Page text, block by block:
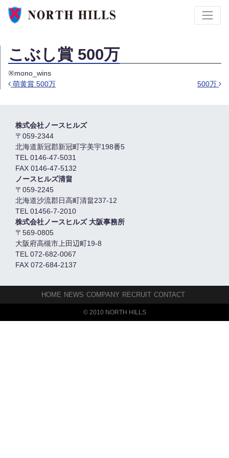
こぶし賞 500万
※mono_wins
萌黄賞 500万 500万
株式会社ノースヒルズ
〒059-2344
北海道新冠郡新冠町字美宇198番5
TEL 0146-47-5031
FAX 0146-47-5132
ノースヒルズ清畠
〒059-2245
北海道沙流郡日高町清畠237-12
TEL 01456-7-2010
株式会社ノースヒルズ 大阪事務所
〒569-0805
大阪府高槻市上田辺町19-8
TEL 072-682-0067
FAX 072-684-2137
HOME NEWS COMPANY RECRUIT CONTACT
© 2010 NORTH HILLS